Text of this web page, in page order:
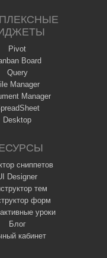
Pivot
Board
Query
Manager
Manager
Desktop
сниппетов
Designer
тем
форм
уроки
Блог
кабинет